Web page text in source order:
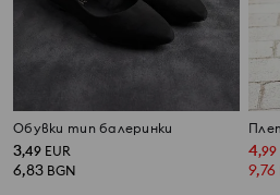
Обувки тип балеринки
3,49 EUR
6,83 BGN
4,99
9,76